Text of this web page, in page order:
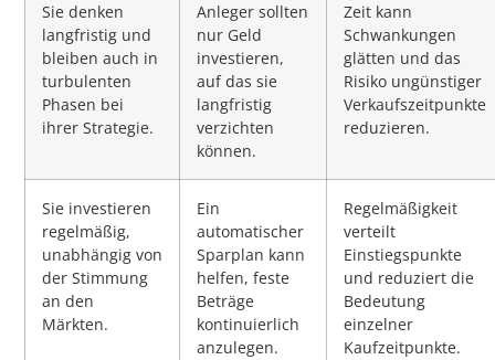
Sie denken
langfristig und
bleiben auch in
turbulenten
Phasen bei
ihrer Strategie.
Anleger sollten
nur Geld
investieren,
auf das sie
langfristig
verzichten
können.
Zeit kann
Schwankungen
glätten und das
Risiko ungünstiger
Verkaufszeitpunkte
reduzieren.
Sie investieren
regelmäßig,
unabhängig von
der Stimmung
an den
Märkten.
Ein
automatischer
Sparplan kann
helfen, feste
Beträge
kontinuierlich
anzulegen.
Regelmäßigkeit
verteilt
Einstiegspunkte
und reduziert die
Bedeutung
einzelner
Kaufzeitpunkte.